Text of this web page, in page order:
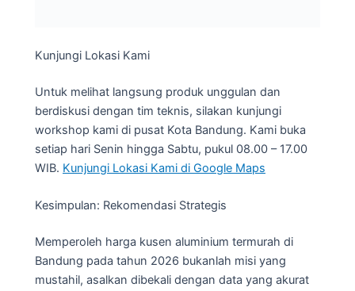
Kunjungi Lokasi Kami
Untuk melihat langsung produk unggulan dan
berdiskusi dengan tim teknis, silakan kunjungi
workshop kami di pusat Kota Bandung. Kami buka
setiap hari Senin hingga Sabtu, pukul 08.00 – 17.00
WIB. Kunjungi Lokasi Kami di Google Maps
Kesimpulan: Rekomendasi Strategis
Memperoleh harga kusen aluminium termurah di
Bandung pada tahun 2026 bukanlah misi yang
mustahil, asalkan dibekali dengan data yang akurat